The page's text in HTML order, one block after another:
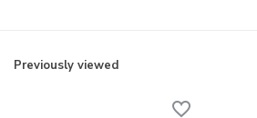
Previously viewed